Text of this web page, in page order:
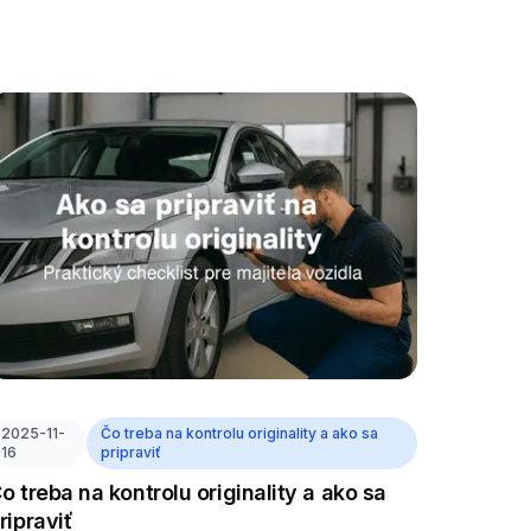
2025-11-
16
Čo treba na kontrolu originality a ako sa
pripraviť
treba na kontrolu originality a ako sa